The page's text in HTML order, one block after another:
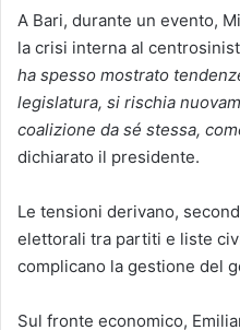
A Bari, durante un evento,
la crisi interna al
ha spesso mostrato
legislatura, si rischia
coalizione da sé stessa,
dichiarato il presidente.
Le tensioni derivano,
elettorali tra partiti e liste
complicano la gestione del
Sul fronte economico,